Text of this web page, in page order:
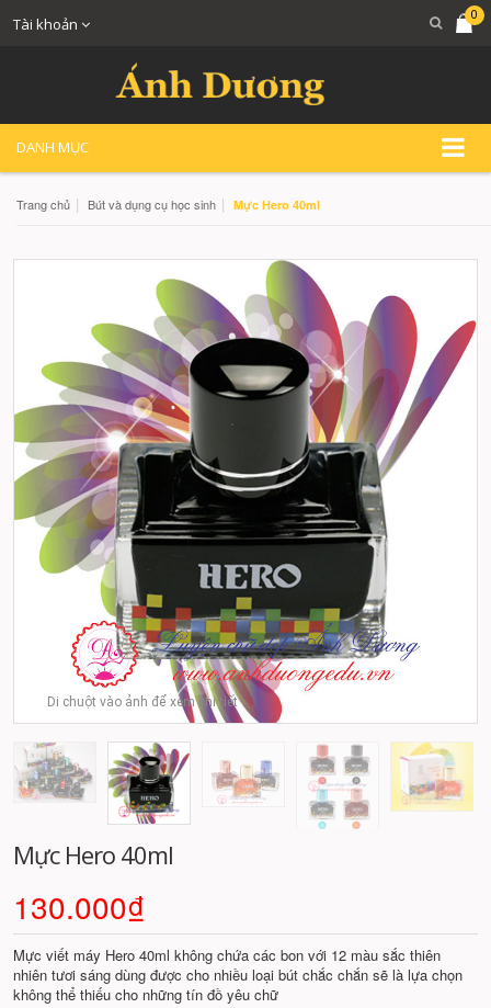
Tài khoản
0
DANH MỤC
Trang chủ | Bút và dụng cụ học sinh | Mực Hero 40ml
Di chuột vào ảnh để xem chi tiết
Mực Hero 40ml
130.000₫
Mực viết máy Hero 40ml không chứa các bon với 12 màu sắc thiên
nhiên tươi sáng dùng được cho nhiều loại bút chắc chắn sẽ là lựa chọn
không thể thiếu cho những tín đồ yêu chữ